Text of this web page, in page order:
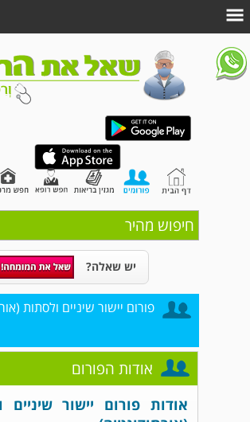
חיפוש מהיר
יש שאלה?
פורום יישור שיניים ולסתות
אודות הפורום
אודות פורום יישור שיניים